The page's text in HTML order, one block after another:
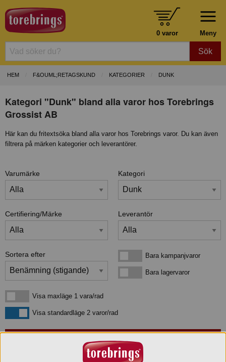
Meny
0 varor
Sök
HEM F&OUML;RETAGSKUND KATEGORIER DUNK
Kategori "Dunk" bland alla varor hos Torebrings
Grossist AB
Här kan du fritextsöka bland alla varor hos Torebrings varor. Du kan även
filtrera på märken kategorier och leverantörer.
Varumärke Kategori
Certifiering/Märke Leverantör
Sortera efter Bara kampanjvarorBara kampanjvaror
Bara lagervarorBara lagervaror
Visa maxläge 1 vara/rad
Visa maxläge 1 vara/rad
Visa standardlägeVisa standardläge 2 varor/rad
som matchar din sökning: